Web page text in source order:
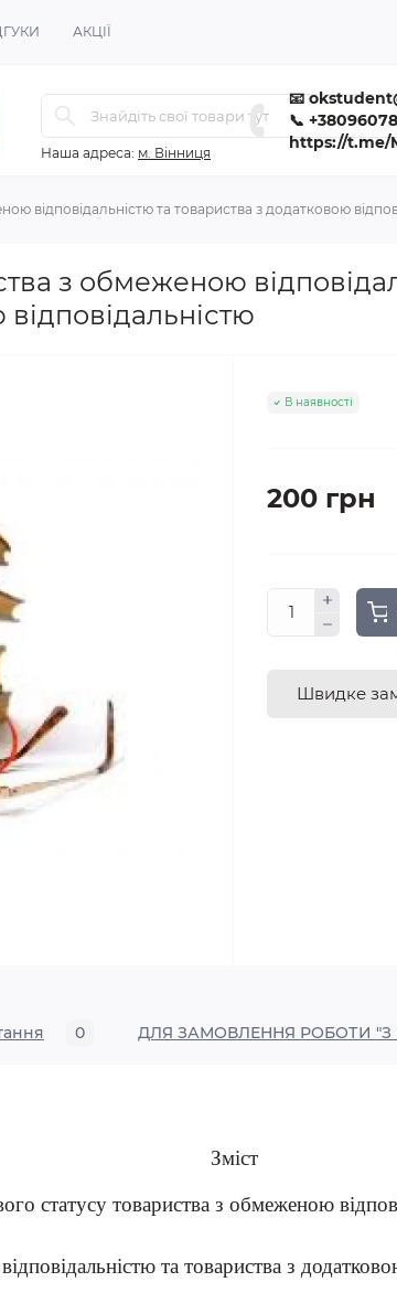
АКЦІЇ
Наша адреса: м. Вінниця
📧
📞
https://t.me/
відповідальністю та товариства з додатковою
з обмеженою
В наявності
200 грн
Швидке
0 ДЛЯ ЗАМОВЛЕННЯ РОБОТИ "З
Зміст
статусу товариства з обмеженою
відповідальністю та